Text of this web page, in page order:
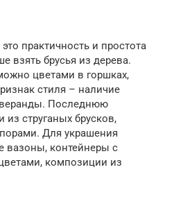
практичность и простота
взять брусья из дерева.
цветами в горшках,
стиля – наличие
Последнюю
струганых брусков,
Для украшения
вазоны, контейнеры с
композиции из